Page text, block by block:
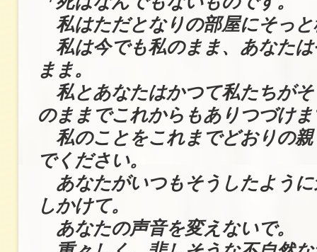
私はただとなりの部屋にそっと
私は今でも私のまま、あなたは
まま。
私とあなたはかつて私たちがそ
のままでこれからもありつづけ
私のことをこれまでどおりの親
でください。
あなたがいつもそうしたように
しかけて。
あなたの声音を変えないで。